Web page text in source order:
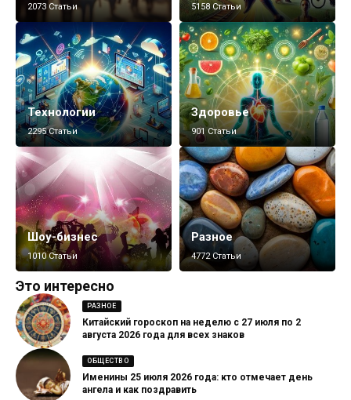
2073 Статьи 5158 Статьи
Технологии
2295 Статьи
Здоровье
901 Статьи
Шоу-бизнес
1010 Статьи
Разное
4772 Статьи
Это интересно
РАЗНОЕ
Китайский гороскоп на неделю с 27 июля по 2
августа 2026 года для всех знаков
ОБЩЕСТВО
Именины 25 июля 2026 года: кто отмечает день
ангела и как поздравить